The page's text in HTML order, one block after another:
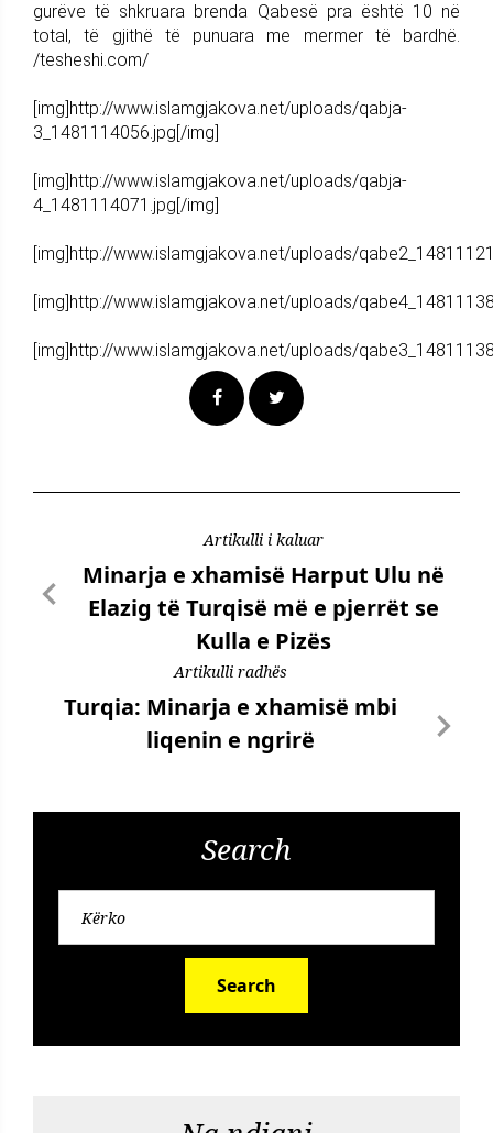
gurëve të shkruara brenda Qabesë pra është 10 në
total, të gjithë të punuara me mermer të bardhë.
/tesheshi.com/
[img]http://www.islamgjakova.net/uploads/qabja-
3_1481114056.jpg[/img]
[img]http://www.islamgjakova.net/uploads/qabja-
4_1481114071.jpg[/img]
[img]http://www.islamgjakova.net/uploads/
[img]http://www.islamgjakova.net/uploads/
[img]http://www.islamgjakova.net/uploads/
Artikulli i kaluar
Minarja e xhamisë Harput Ulu në
Elazig të Turqisë më e pjerrët se
Kulla e Pizës
Artikulli radhës
Turqia: Minarja e xhamisë mbi
liqenin e ngrirë
Search
Search